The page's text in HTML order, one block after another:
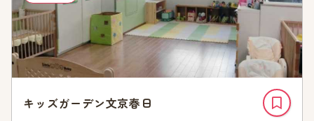
キッズガーデン文京春日